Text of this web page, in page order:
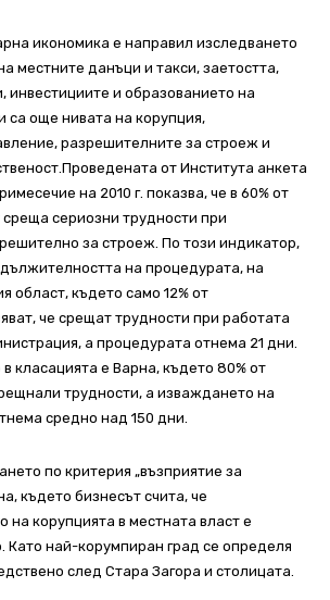
икономика е направил изследването
местните данъци и такси, заетостта,
инвестициите и образованието на
са още нивата на корупция,
разрешителните за строеж и
от Института анкета
на 2010 г. показва, че в 60% от
среща сериозни трудности при
за строеж. По този индикатор,
на процедурата, на
област, където само 12% от
че срещат трудности при работата
а процедурата отнема 21 дни.
класацията е Варна, където 80% от
трудности, а изваждането на
средно над 150 дни.
по критерия „възприятие за
където бизнесът счита, че
на корупцията в местната власт е
Като най-корумпиран град се определя
след Стара Загора и столицата.